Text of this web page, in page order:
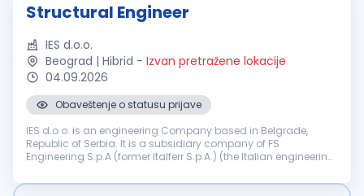
Structural Engineer
IES d.o.o.
Beograd | Hibrid - Izvan pretražene lokacije
04.09.2026
Obaveštenje o statusu prijave
IES d.o.o. is an engineering Company based in Belgrade,
Republic of Serbia. It is a subsidiary company of FS
Engineering S.p.A (former Italferr S.p.A.) (the Italian engineering
Group). Company IES ...